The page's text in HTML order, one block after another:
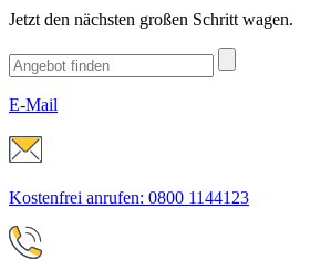
Jetzt den nächsten großen Schritt wagen.
E-Mail
Kostenfrei anrufen: 0800 1144123